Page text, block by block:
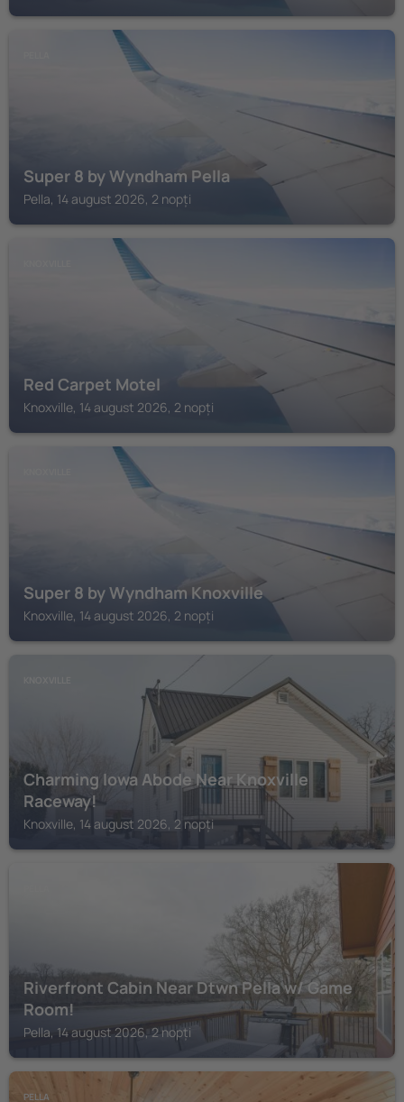
Super 8 by Wyndham Pella
Pella, 14 august 2026, 2 nopți
Red Carpet Motel
Knoxville, 14 august 2026, 2 nopți
Super 8 by Wyndham Knoxville
Knoxville, 14 august 2026, 2 nopți
Charming Iowa Abode Near Knoxville
Raceway!
Knoxville, 14 august 2026, 2 nopți
Riverfront Cabin Near Dtwn Pella w/ Game
Room!
Pella, 14 august 2026, 2 nopți
PELLA